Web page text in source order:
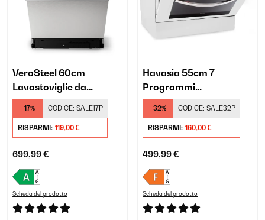
VeroSteel 60cm
Lavastoviglie da
Incasso 9 Programmi
Argento
-17% CODICE: SALE17P
RISPARMI: 119,00 €
699,99 €
Scheda del prodotto
Havasia 55cm 7
Programmi
Lavastoviglie da Tavolo
Bianco
-32% CODICE: SALE32P
RISPARMI: 160,00 €
499,99 €
Scheda del prodotto